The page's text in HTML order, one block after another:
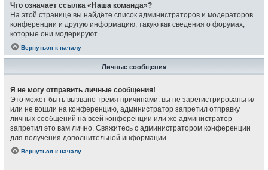
Что означает ссылка «Наша команда»?
На этой странице вы найдёте список администраторов и модераторов
конференции и другую информацию, такую как сведения о форумах,
которые они модерируют.
Вернуться к началу
Личные сообщения
Я не могу отправить личные сообщения!
Это может быть вызвано тремя причинами: вы не зарегистрированы и/
или не вошли на конференцию, администратор запретил отправку
личных сообщений на всей конференции или же администратор
запретил это вам лично. Свяжитесь с администратором конференции
для получения дополнительной информации.
Вернуться к началу